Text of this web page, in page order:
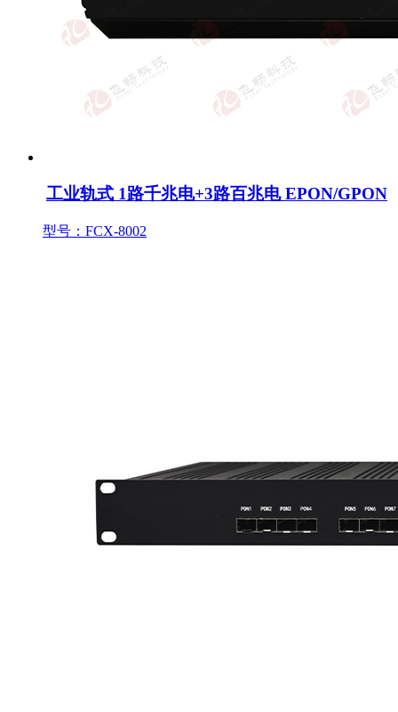
工业轨式 1路千兆电+3路百兆电 EPON/GPON
型号：FCX-8002